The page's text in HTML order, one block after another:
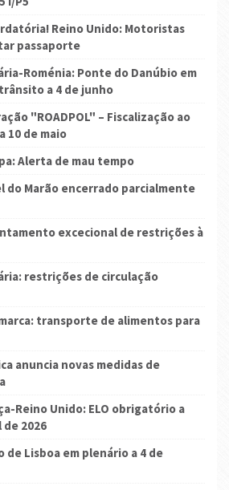
Reino Unido: Motoristas
passaporte
Roménia: Ponte do Danúbio em
a 4 de junho
"ROADPOL" – Fiscalização ao
10 de maio
Alerta de mau tempo
do Marão encerrado parcialmente
excecional de restrições à
restrições de circulação
transporte de alimentos para
anuncia novas medidas de
Reino Unido: ELO obrigatório a
2026
de Lisboa em plenário a 4 de